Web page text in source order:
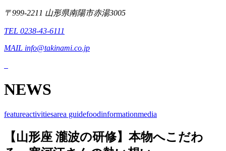
〒999-2211 山形県南陽市赤湯3005
TEL 0238-43-6111
MAIL info@takinami.co.jp
NEWS
featureactivitiesarea guidefoodinformationmedia
【山形座 瀧波の研修】本物へこだわ